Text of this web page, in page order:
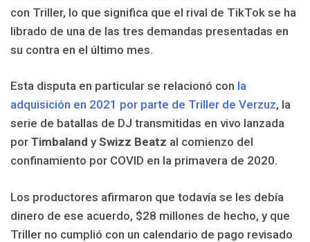
con Triller, lo que significa que el rival de TikTok se ha
librado de una de las tres demandas presentadas en
su contra en el último mes.
Esta disputa en particular se relacionó con la
adquisición en 2021 por parte de Triller de Verzuz, la
serie de batallas de DJ transmitidas en vivo lanzada
por Timbaland ySwizz Beatz al comienzo del
confinamiento por COVID en la primavera de 2020.
Los productores afirmaron que todavía se les debía
dinero de ese acuerdo, $28 millones de hecho, y que
Triller no cumplió con un calendario de pago revisado